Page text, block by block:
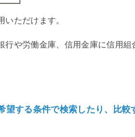
ただけます。
や労働金庫、信用金庫に信用組
する条件で検索したり、比較